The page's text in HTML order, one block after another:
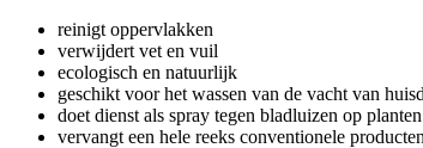
reinigt oppervlakken
verwijdert vet en vuil
ecologisch en natuurlijk
geschikt voor het wassen van de vacht van
doet dienst als spray tegen bladluizen op planten
vervangt een hele reeks conventionele producten